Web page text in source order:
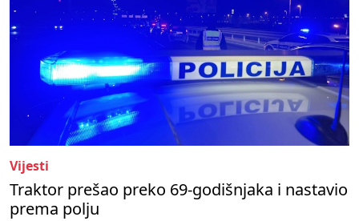
Vijesti
Traktor prešao preko 69-godišnjaka i nastavio
prema polju